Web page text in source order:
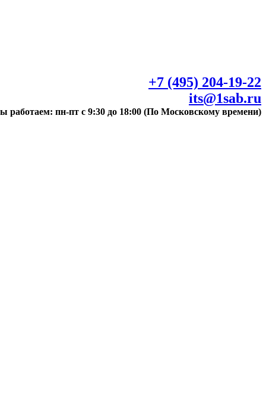
+7 (495) 204-19-22
its@1sab.ru
работаем: пн-пт с 9:30 до 18:00 (По Московскому времени)